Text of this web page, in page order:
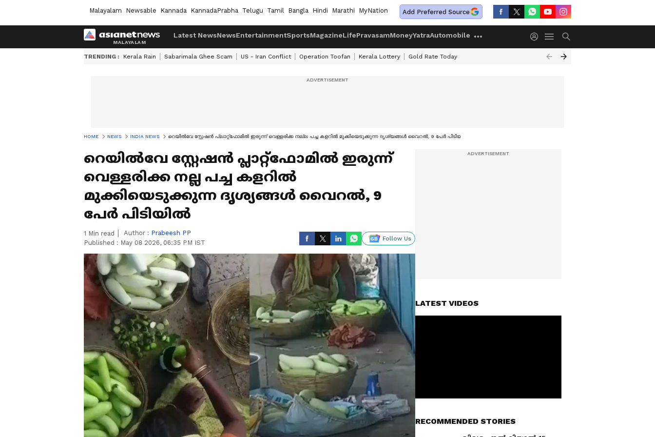
Malayalam Newsable Kannada KannadaPrabha Telugu Tamil Bangla Hindi Marathi MyNation Add Preferred Source
Latest NewsNewsEntertainmentSportsMagazineLifePravasamMoneyYatraAutomobile
TRENDING : Kerala Rain Sabarimala Ghee Scam US - Iran Conflict Operation Toofan Kerala Lottery Gold Rate Today
HOME NEWS INDIA NEWS റെയിൽവേ സ്റ്റേഷൻ പ്ലാറ്റ്ഫോമിൽ ഇരുന്ന് വെള്ളരിക്ക നല്ല പച്ച കളറിൽ മുക്കിയെടുക്കുന്ന ദൃശ്യങ്ങൾ വൈറൽ, 9 പേർ പിടിയിൽ
റെയിൽവേ സ്റ്റേഷൻ പ്ലാറ്റ്ഫോമിൽ ഇരുന്ന്
വെള്ളരിക്ക നല്ല പച്ച കളറിൽ
മുക്കിയെടുക്കുന്ന ദൃശ്യങ്ങൾ വൈറൽ, 9
പേർ പിടിയിൽ
1 Min read Author : Prabeesh PP
Published : May 08 2026, 06:35 PM IST
Follow Us
LATEST VIDEOS
RECOMMENDED STORIES